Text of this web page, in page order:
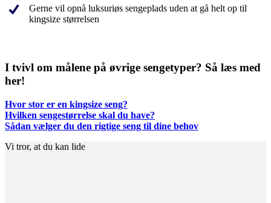
Gerne vil opnå luksuriøs sengeplads uden at gå helt op til
kingsize størrelsen
I tvivl om målene på øvrige sengetyper? Så læs med
her!
Hvor stor er en kingsize seng?
Hvilken sengestørrelse skal du have?
Sådan vælger du den rigtige seng til dine behov
Vi tror, at du kan lide